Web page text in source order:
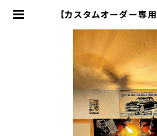
【カスタムオーダー専
DE